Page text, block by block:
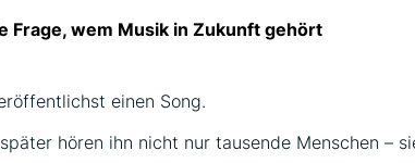
Frage, wem Musik in Zukunft gehört
einen Song.
hören ihn nicht nur tausende Menschen –